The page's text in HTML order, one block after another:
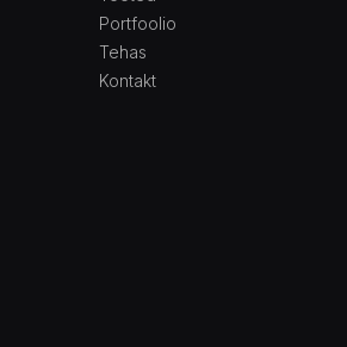
Portfoolio
Tehas
Kontakt